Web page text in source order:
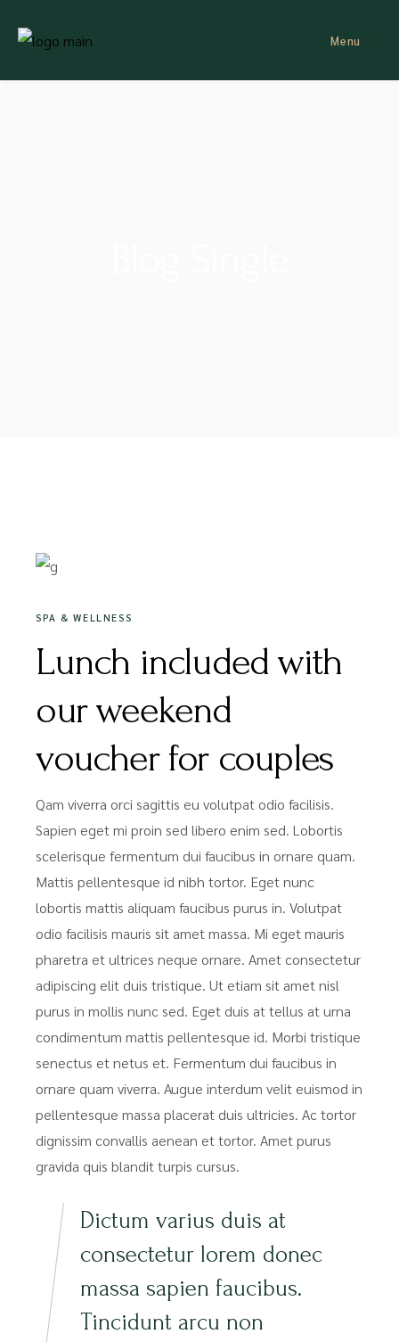
Menu
SPA & WELLNESS
Lunch included with
our weekend
voucher for couples
Qam viverra orci sagittis eu volutpat odio facilisis.
Sapien eget mi proin sed libero enim sed. Lobortis
scelerisque fermentum dui faucibus in ornare quam.
Mattis pellentesque id nibh tortor. Eget nunc
lobortis mattis aliquam faucibus purus in. Volutpat
odio facilisis mauris sit amet massa. Mi eget mauris
pharetra et ultrices neque ornare. Amet consectetur
adipiscing elit duis tristique. Ut etiam sit amet nisl
purus in mollis nunc sed. Eget duis at tellus at urna
condimentum mattis pellentesque id. Morbi tristique
senectus et netus et. Fermentum dui faucibus in
ornare quam viverra. Augue interdum velit euismod in
pellentesque massa placerat duis ultricies. Ac tortor
dignissim convallis aenean et tortor. Amet purus
gravida quis blandit turpis cursus.
Dictum varius duis at
consectetur lorem donec
massa sapien faucibus.
Tincidunt arcu non